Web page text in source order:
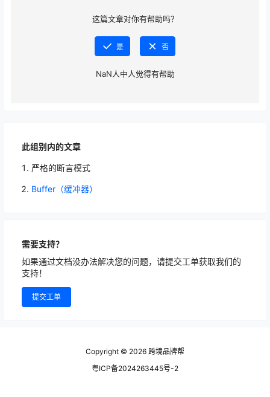
此组别内的文章
严格的断言模式
Buffer（缓冲器）
需要支持？
如果通过文档没办法解决您的问题，请提交工单获取我们的
支持！
提交工单
这篇文章对你有帮助吗？
是 否
NaN人中人觉得有帮助
Copyright © 2026 跨境品牌帮
粤ICP备2024263445号-2